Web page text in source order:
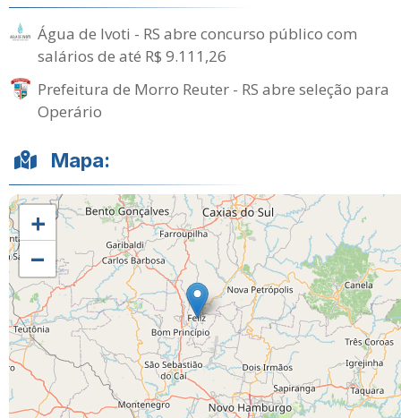
Água de Ivoti - RS abre concurso público com
salários de até R$ 9.111,26
Prefeitura de Morro Reuter - RS abre seleção para
Operário
Mapa:
+
−